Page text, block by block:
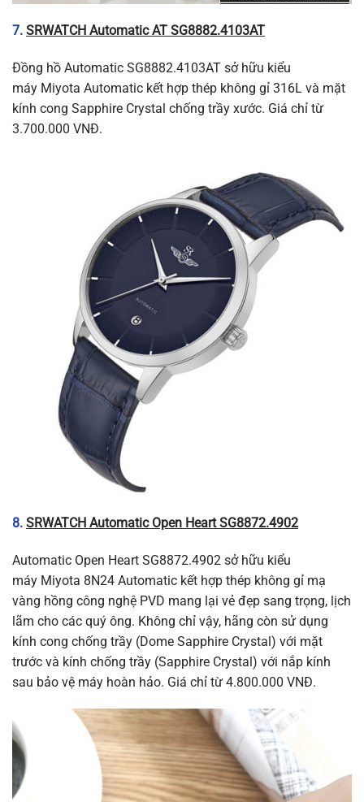
7. SRWATCH Automatic AT SG8882.4103AT
Đồng hồ Automatic SG8882.4103AT sở hữu kiểu
máy Miyota Automatic kết hợp thép không gỉ 316L và mặt
kính cong Sapphire Crystal chống trầy xước. Giá chỉ từ
3.700.000 VNĐ.
8. SRWATCH Automatic Open Heart SG8872.4902
Automatic Open Heart SG8872.4902 sở hữu kiểu
máy Miyota 8N24 Automatic kết hợp thép không gỉ mạ
vàng hồng công nghệ PVD mang lại vẻ đẹp sang trọng, lịch
lãm cho các quý ông. Không chỉ vậy, hãng còn sử dụng
kính cong chống trầy (Dome Sapphire Crystal) với mặt
trước và kính chống trầy (Sapphire Crystal) với nắp kính
sau bảo vệ máy hoàn hảo. Giá chỉ từ 4.800.000 VNĐ.